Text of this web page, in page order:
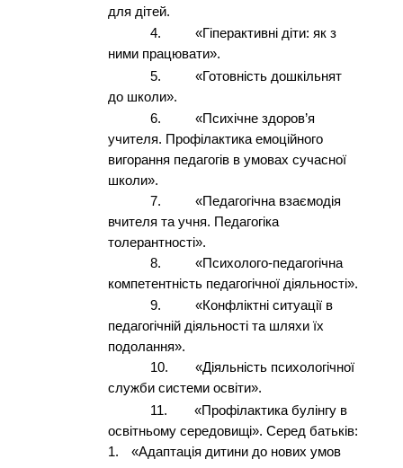
для дітей.
4.
«Гіперактивні діти: як з
ними працювати».
5.
«Готовність дошкільнят
до школи».
6.
«Психічне здоров’я
учителя. Профілактика емоційного
вигорання педагогів в умовах сучасної
школи».
7.
«Педагогічна взаємодія
вчителя та учня. Педагогіка
толерантності».
8.
«Психолого-педагогічна
компетентність педагогічної діяльності».
9.
«Конфліктні ситуації в
педагогічній діяльності та шляхи їх
подолання».
10.
«Діяльність психологічної
служби системи освіти».
11.
«Профілактика булінгу в
освітньому середовищі». Серед батьків:
1.
«Адаптація дитини до нових умов